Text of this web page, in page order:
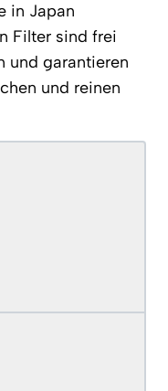
in Japan
Filter sind frei
und garantieren
und reinen